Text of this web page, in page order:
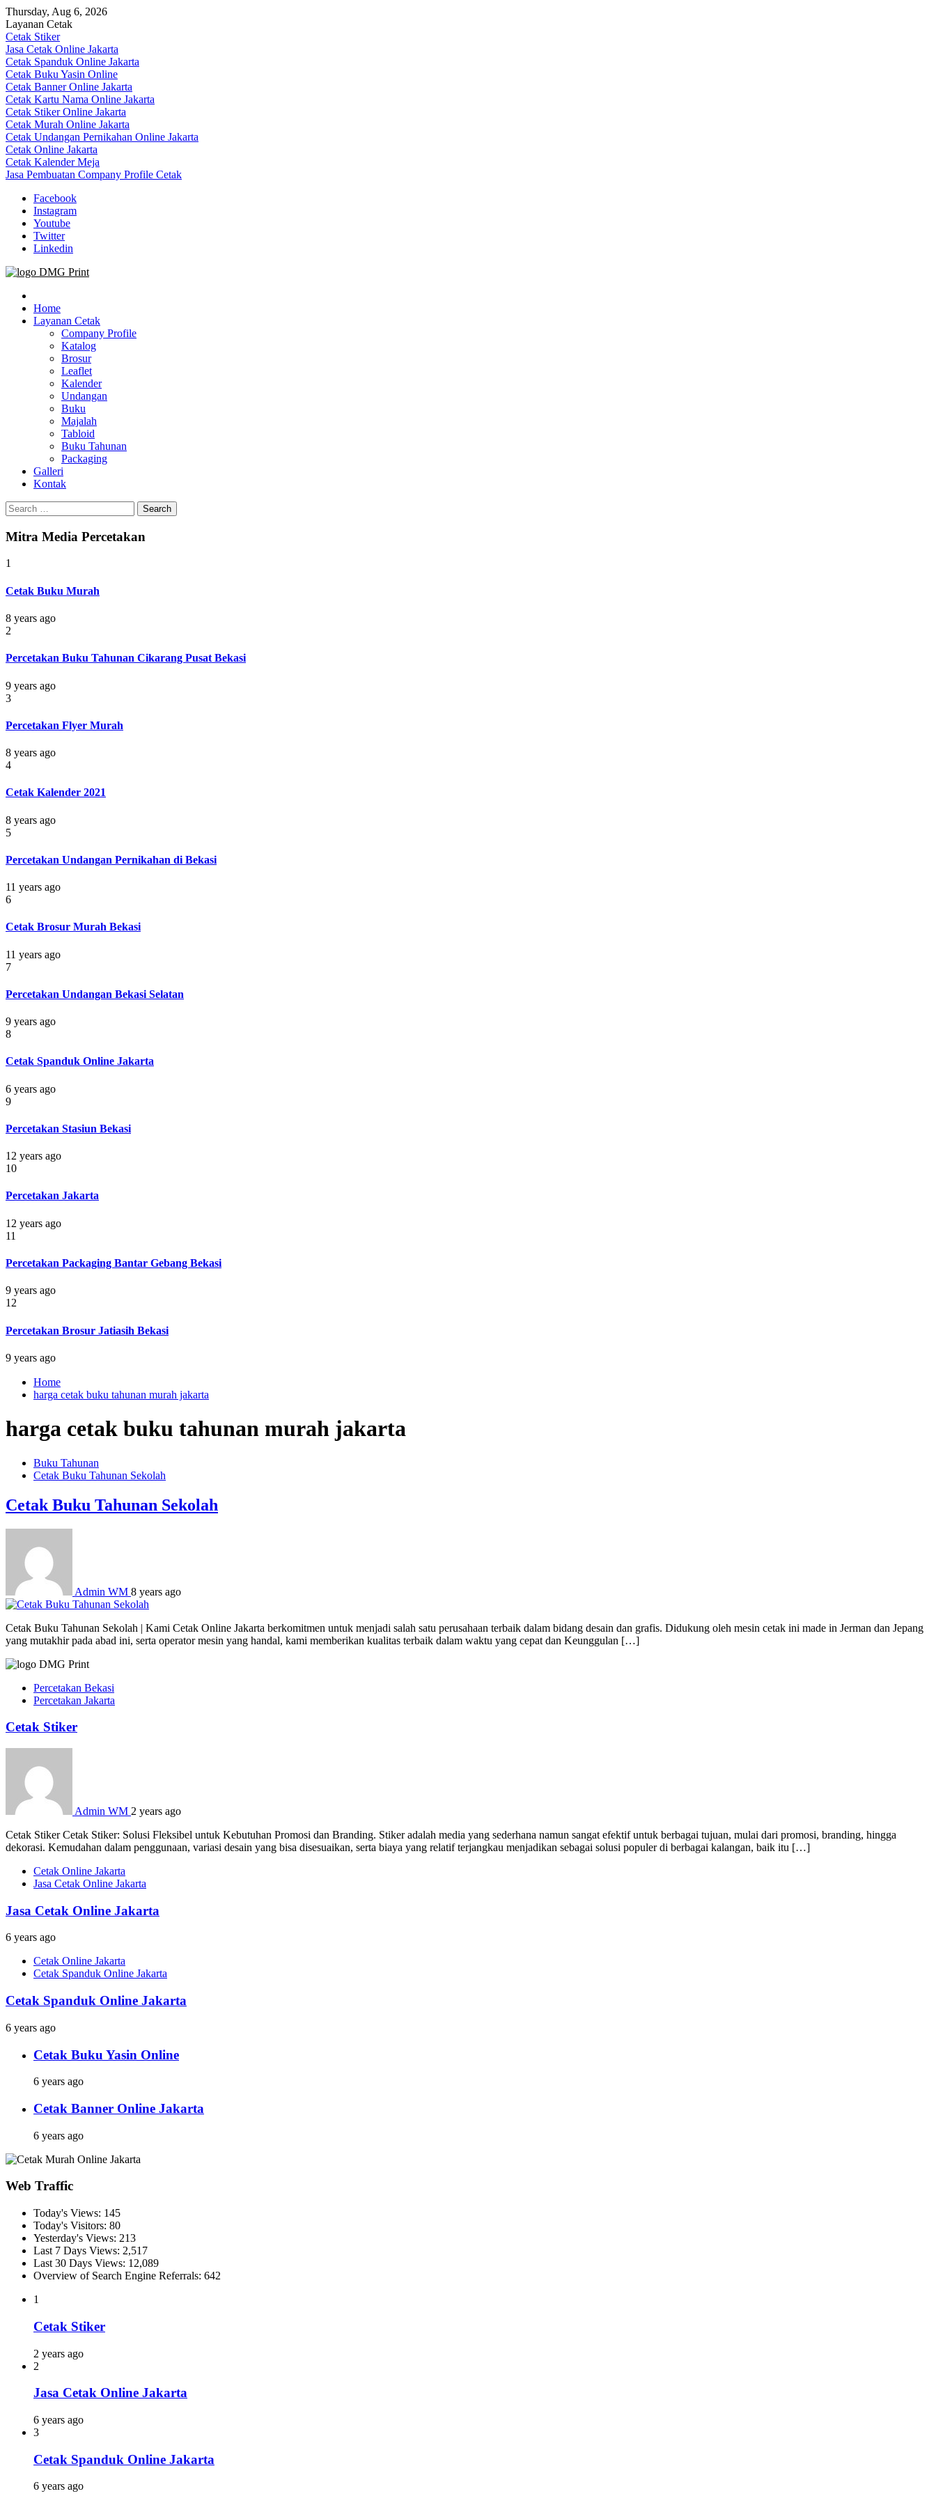
Skip
to
content
Thursday, Aug 6, 2026
Layanan Cetak
Cetak Stiker
Jasa Cetak Online Jakarta
Cetak Spanduk Online Jakarta
Cetak Buku Yasin Online
Cetak Banner Online Jakarta
Cetak Kartu Nama Online Jakarta
Cetak Stiker Online Jakarta
Cetak Murah Online Jakarta
Cetak Undangan Pernikahan Online Jakarta
Cetak Online Jakarta
Cetak Kalender Meja
Jasa Pembuatan Company Profile Cetak
Facebook
Instagram
Youtube
Twitter
Linkedin
Jasa Cetak Online DMG Printing
Home
Layanan Cetak
Company Profile
Katalog
Brosur
Leaflet
Kalender
Undangan
Buku
Majalah
Tabloid
Buku Tahunan
Packaging
Galleri
Kontak
Search
for:
Mitra Media Percetakan
1
Cetak Buku Murah
8 years ago
2
Percetakan Buku Tahunan Cikarang Pusat Bekasi
9 years ago
3
Percetakan Flyer Murah
8 years ago
4
Cetak Kalender 2021
8 years ago
5
Percetakan Undangan Pernikahan di Bekasi
11 years ago
6
Cetak Brosur Murah Bekasi
11 years ago
7
Percetakan Undangan Bekasi Selatan
9 years ago
8
Cetak Spanduk Online Jakarta
6 years ago
9
Percetakan Stasiun Bekasi
12 years ago
10
Percetakan Jakarta
12 years ago
11
Percetakan Packaging Bantar Gebang Bekasi
9 years ago
12
Percetakan Brosur Jatiasih Bekasi
9 years ago
Home
harga cetak buku tahunan murah jakarta
harga cetak buku tahunan murah jakarta
Buku Tahunan
Cetak Buku Tahunan Sekolah
Cetak Buku Tahunan Sekolah
Admin WM 8 years ago
Cetak Buku Tahunan Sekolah | Kami Cetak Online Jakarta berkomitmen untuk menjadi salah satu perusahaan terbaik dalam bidang desain dan grafis. Didukung oleh mesin cetak ini made in Jerman dan Jepang
yang mutakhir pada abad ini, serta operator mesin yang handal, kami memberikan kualitas terbaik dalam waktu yang cepat dan Keunggulan […]
Percetakan Bekasi
Percetakan Jakarta
Cetak Stiker
Admin WM 2 years ago
Cetak Stiker Cetak Stiker: Solusi Fleksibel untuk Kebutuhan Promosi dan Branding. Stiker adalah media yang sederhana namun sangat efektif untuk berbagai tujuan, mulai dari promosi, branding, hingga
dekorasi. Kemudahan dalam penggunaan, variasi desain yang bisa disesuaikan, serta biaya yang relatif terjangkau menjadikan sebagai solusi populer di berbagai kalangan, baik itu […]
Cetak Online Jakarta
Jasa Cetak Online Jakarta
Jasa Cetak Online Jakarta
6 years ago
Cetak Online Jakarta
Cetak Spanduk Online Jakarta
Cetak Spanduk Online Jakarta
6 years ago
Cetak Buku Yasin Online
6 years ago
Cetak Banner Online Jakarta
6 years ago
Web Traffic
Today's Views: 145
Today's Visitors: 80
Yesterday's Views: 213
Last 7 Days Views: 2,517
Last 30 Days Views: 12,089
Overview of Search Engine Referrals: 642
1
Cetak Stiker
2 years ago
2
Jasa Cetak Online Jakarta
6 years ago
3
Cetak Spanduk Online Jakarta
6 years ago